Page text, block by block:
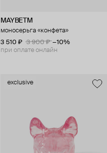
MAYBETM
моносерьга «конфета»
3 510 ₽
3 900 ₽ −10%
при оплате онлайн
exclusive